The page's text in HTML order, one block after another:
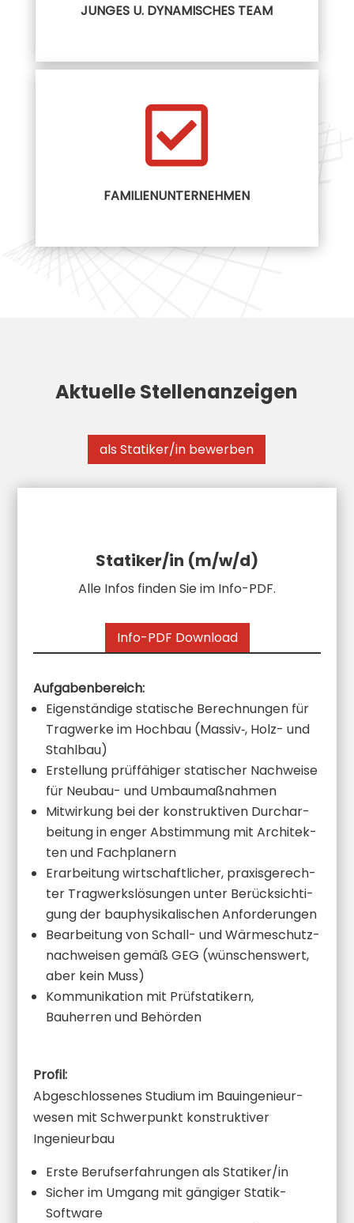
JUNGES U. DYNAMISCHES TEAM

FAMILIENUNTERNEHMEN
Aktuelle Stellenanzeigen
als Statiker/in bewerben
Statiker/in (m/w/d)
Alle Infos finden Sie im Info-PDF.
Info-PDF Download
Aufga­ben­be­reich:
Eigen­stän­dige statische Berech­nun­gen für
Tragwerke im Hochbau (Massiv‑, Holz- und
Stahlbau)
Erstel­lung prüffä­hi­ger stati­scher Nachweise
für Neubau- und Umbaumaßnahmen
Mitwir­kung bei der konstruk­ti­ven Durch­ar­
bei­tung in enger Abstim­mung mit Archi­tek­
ten und Fachplanern
Erarbei­tung wirtschaft­li­cher, praxis­ge­rech­
ter Tragwerks­lö­sun­gen unter Berück­sich­ti­
gung der bauphy­si­ka­li­schen Anforderungen
Bearbei­tung von Schall- und Wärme­schutz­
nach­wei­sen gemäß GEG (wünschens­wert,
aber kein Muss)
Kommu­ni­ka­tion mit Prüfsta­ti­kern,
Bauherren und Behörden
Profil:
Abgeschlos­se­nes Studium im Bauin­ge­nieur­
we­sen mit Schwer­punkt konstruk­ti­ver
Ingenieurbau
Erste Berufs­er­fah­run­gen als Statiker/in
Sicher im Umgang mit gängiger Statik-
Software